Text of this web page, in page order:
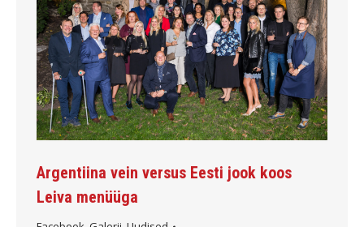
Argentiina vein versus Eesti jook koos
Leiva menüüga